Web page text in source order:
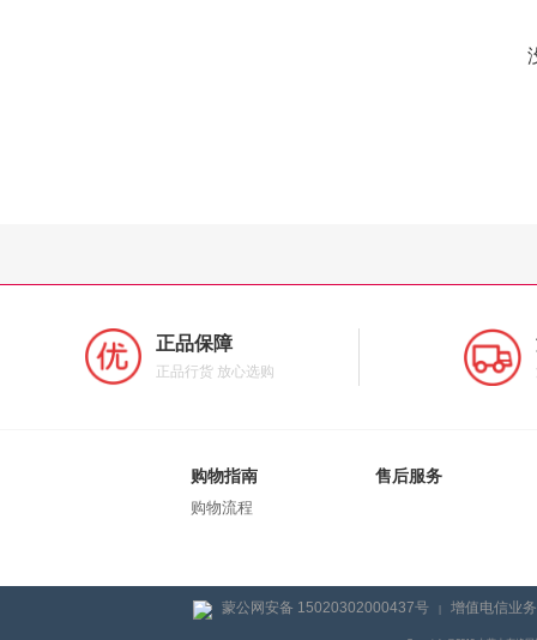
正品保障
正品行货 放心选购
购物指南
购物流程
售后服务
蒙公网安备 15020302000437号 | 增值电信业